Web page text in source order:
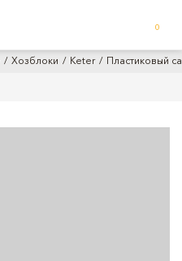
0
Хозблоки Keter Пластиковый